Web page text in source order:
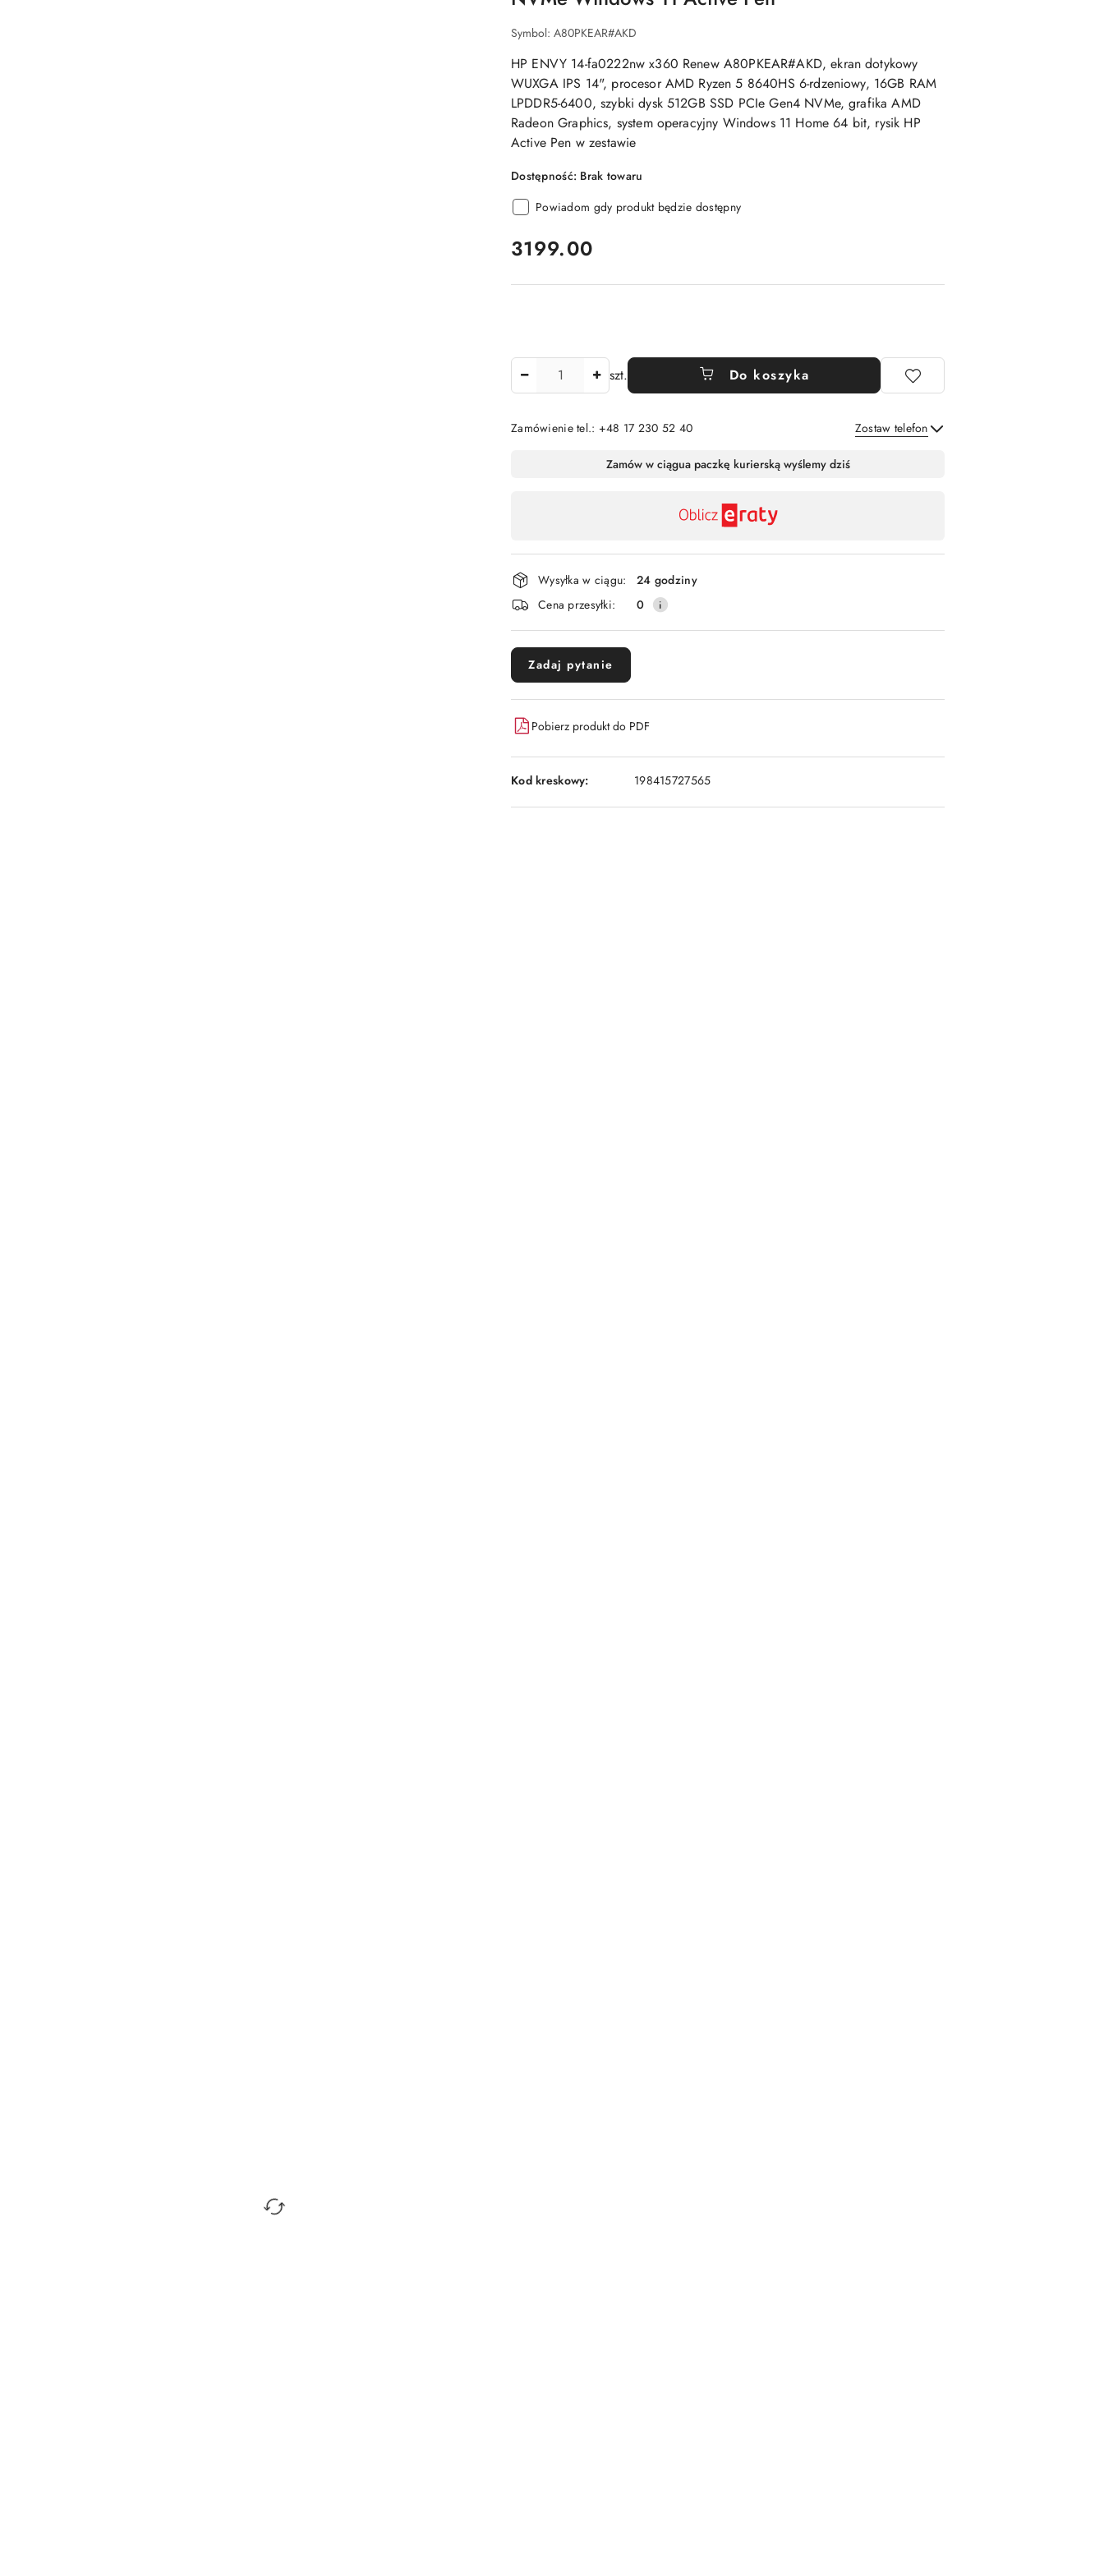
Symbol: A80PKEAR#AKD
HP ENVY 14-fa0222nw x360 Renew A80PKEAR#AKD, ekran dotykowy
WUXGA IPS 14", procesor AMD Ryzen 5 8640HS 6-rdzeniowy, 16GB RAM
LPDDR5-6400, szybki dysk 512GB SSD PCIe Gen4 NVMe, grafika AMD
Radeon Graphics, system operacyjny Windows 11 Home 64 bit, rysik HP
Active Pen w zestawie
Dostępność: Brak towaru
Powiadom gdy produkt będzie dostępny
cena:
3199.00
szt. Do koszyka
Zamówienie tel.: +48 17 230 52 40 Zostaw telefon
Dostępność
dostawa
Zamów w ciągua paczkę kurierską wyślemy dziś
Wysyłka w ciągu:
24 godziny
Cena przesyłki:
0
Zadaj pytanie
Pobierz produkt do PDF
Kod kreskowy: 198415727565